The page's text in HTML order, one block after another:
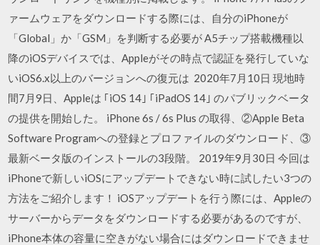
ァームウェアをダウンロードする際には、自分のiPhoneが
「Global」か「GSM」を判断する必要が A5チップ搭載機種以
降のiOSデバイスでは、Appleがその時点で認証を発行していな
いiOS6.x以上のバージョンへの復元は 2020年7月10日 現地時
間7月9日、Appleは ｢iOS 14｣ ｢iPadOS 14｣ のパブリックベータ
の提供を開始した。 iPhone 6s / 6s Plus の取得、②Apple Beta
Software Programへの登録とプロファイルのダウンロード、③
最新ベータ版のインストールの3段階。 2019年9月30日 今回は
iPhoneで新しいiOSにアップデートできない時に試したい3つの
方法をご紹介します！ iOSアップデートを行う際には、Appleの
サーバーからデータをダウンロードする必要があるのですが、
iPhone本体の容量に空きがない場合にはダウンロードできませ